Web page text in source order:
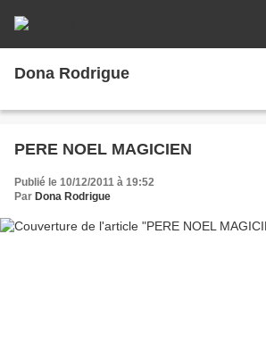
Dona Rodrigue
PERE NOEL MAGICIEN
Publié le 10/12/2011 à 19:52
Par Dona Rodrigue